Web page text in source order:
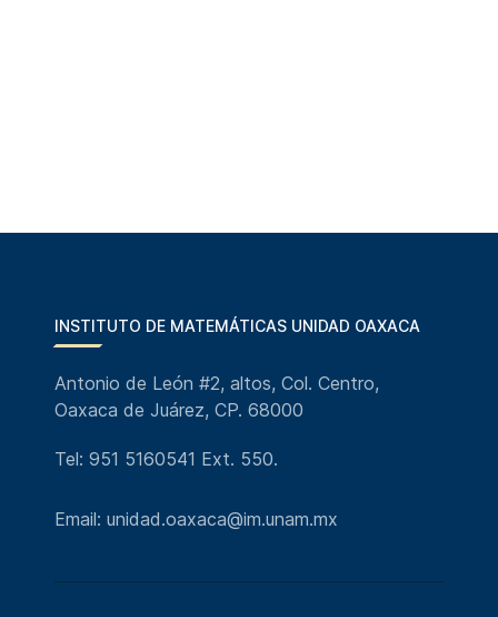
INSTITUTO DE MATEMÁTICAS UNIDAD OAXACA
Antonio de León #2, altos, Col. Centro,
Oaxaca de Juárez, CP. 68000
Tel: 951 5160541 Ext. 550.
Email: unidad.oaxaca@im.unam.mx